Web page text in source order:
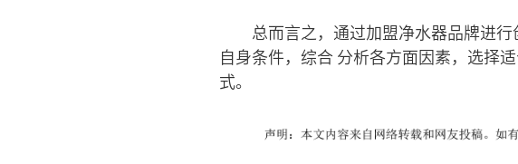
总而言之，通过加盟净水器品牌进
自身条件，综合 分析各方面因素，选择
式。